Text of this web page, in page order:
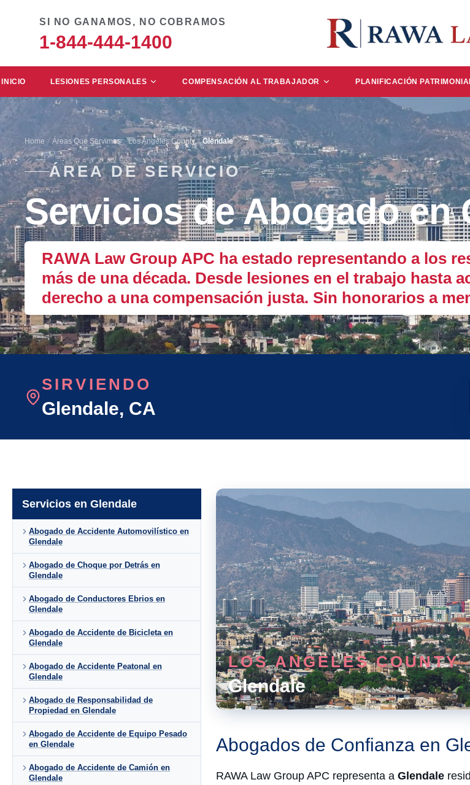
SI NO GANAMOS, NO COBRAMOS
1-844-444-1400
INICIO LESIONES PERSONALES COMPENSACIÓN AL TRABAJADOR PLANIFICACIÓN
Home Áreas Que Servimos Los Angeles County Glendale
ÁREA DE SERVICIO
Servicios de Abogado en
RAWA Law Group APC ha estado representando a los
más de una década. Desde lesiones en el trabajo hasta
derecho a una compensación justa. Sin honorarios a
SIRVIENDO
Glendale, CA
Servicios en Glendale
Abogado de Accidente Automovilístico en
Glendale
Abogado de Choque por Detrás en
Glendale
Abogado de Conductores Ebrios en
Glendale
Abogado de Accidente de Bicicleta en
Glendale
Abogado de Accidente Peatonal en
Glendale
Abogado de Responsabilidad de
Propiedad en Glendale
Abogado de Accidente de Equipo Pesado
en Glendale
Abogado de Accidente de Camión en
Glendale
LOS ANGELES COUNTY
Glendale
Abogados de Confianza en
RAWA Law Group APC representa a Glendale